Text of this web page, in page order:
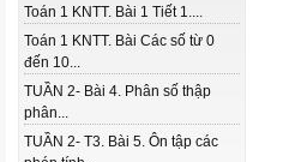
Toán 1 KNTT. Bài 1 Tiết 1....
Toán 1 KNTT. Bài Các số từ 0
đến 10...
TUẦN 2- Bài 4. Phân số thập
phân...
TUẦN 2- T3. Bài 5. Ôn tập các